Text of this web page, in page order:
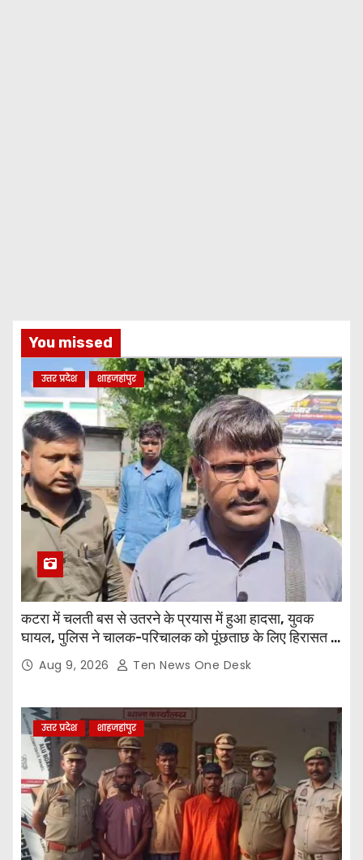
You missed
उत्तर प्रदेश शाहजहांपुर
कटरा में चलती बस से उतरने के प्रयास में हुआ हादसा, युवक
घायल, पुलिस ने चालक-परिचालक को पूंछताछ के लिए हिरासत में
लियाAug 9, 2026 Ten News One Desk
उत्तर प्रदेश शाहजहांपुर